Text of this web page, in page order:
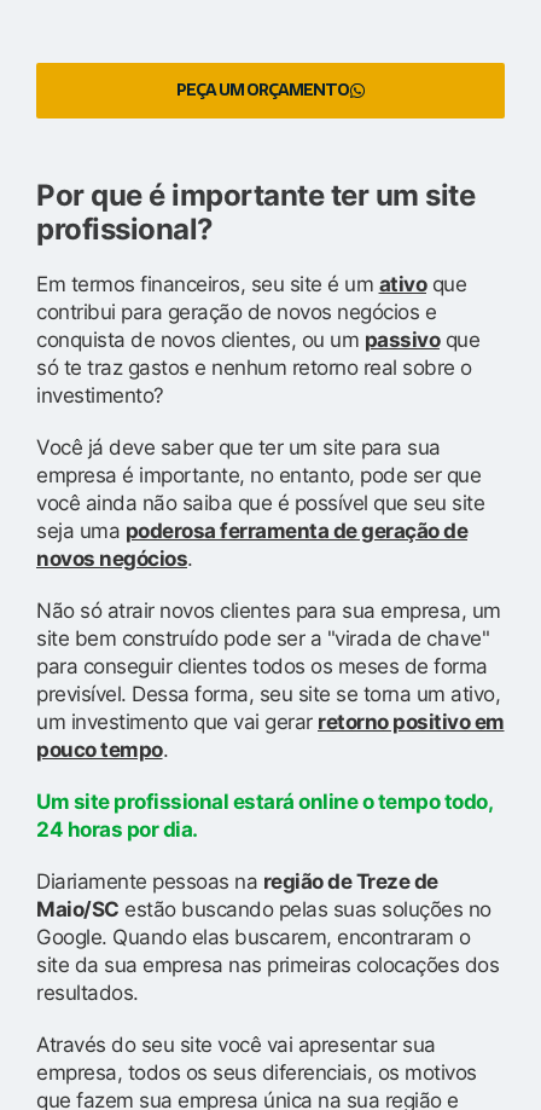
PEÇA UM ORÇAMENTO
Por que é importante ter um site
profissional?
Em termos financeiros, seu site é um ativoque
contribui para geração de novos negócios e
conquista de novos clientes, ou um passivoque
só te traz gastos e nenhum retorno real sobre o
investimento?
Você já deve saber que ter um site para sua
empresa é importante, no entanto, pode ser que
você ainda não saiba que é possível que seu site
seja uma poderosa ferramenta de geração de
novos negócios.
Não só atrair novos clientes para sua empresa, um
site bem construído pode ser a "virada de chave"
para conseguir clientes todos os meses de forma
previsível. Dessa forma, seu site se torna um ativo,
um investimento que vai gerar retorno positivo em
pouco tempo.
Um site profissional estará online o tempo todo,
24 horas por dia.
Diariamente pessoas na região de Treze de
Maio/SC estão buscando pelas suas soluções no
Google. Quando elas buscarem, encontraram o
site da sua empresa nas primeiras colocações dos
resultados.
Através do seu site você vai apresentar sua
empresa, todos os seus diferenciais, os motivos
que fazem sua empresa única na sua região e